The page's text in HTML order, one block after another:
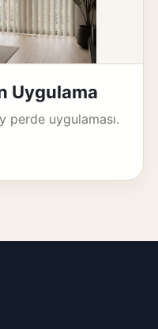
Uygulama
perde uygulaması.